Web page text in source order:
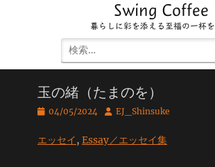
Swing Coffee
暮らしに彩を添える至福の一杯を
検
索:
玉の緒（たまのを）
投
日
04/05/2024
投
者
EJ_Shinsuke
エッセイ, Essay／エッセイ集